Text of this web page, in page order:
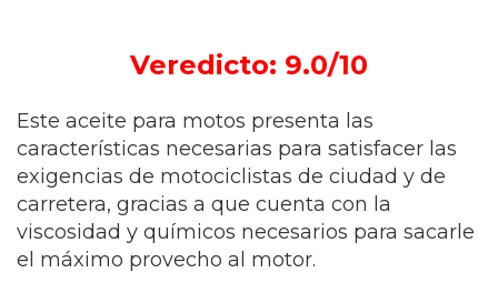
Veredicto: 9.0/10
Este aceite para motos presenta las
características necesarias para satisfacer las
exigencias de motociclistas de ciudad y de
carretera, gracias a que cuenta con la
viscosidad y químicos necesarios para sacarle
el máximo provecho al motor.